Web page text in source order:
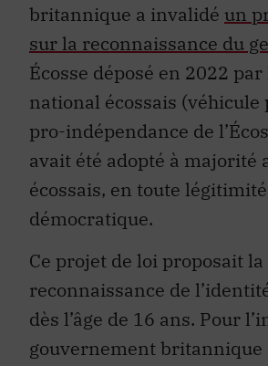
britannique a invalidé un
sur la reconnaissance du
Écosse déposé en 2022
national écossais (véhicule
pro-indépendance de
avait été adopté à majorité
écossais, en toute légitimité
démocratique.
Ce projet de loi proposait la
reconnaissance de
dès l’âge de 16 ans. Pour
gouvernement britannique